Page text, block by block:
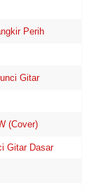
Perih
Gitar
(Cover)
Gitar Dasar